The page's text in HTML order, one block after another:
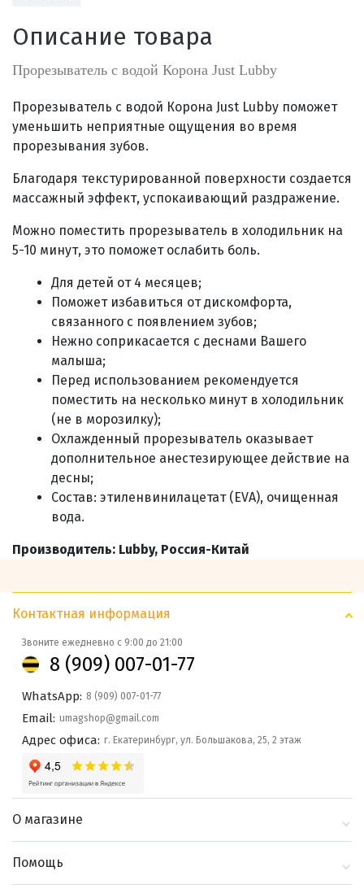
службами Пэк, Кит, Луч, Сдэк, Озон
доставка, Почта РФ или любой другой
транспортной компанией на Ваш выбор
городов)
Онлайн через СБП
Описание товара
Прорезыватель с водой Корона Just Lubby
Прорезыватель с водой Корона Just Lubby поможет
уменьшить неприятные ощущения во время
прорезывания зубов.
Благодаря текстурированной поверхности создается
массажный эффект, успокаивающий раздражение.
Можно поместить прорезыватель в холодильник на
5-10 минут, это поможет ослабить боль.
Для детей от 4 месяцев;
Поможет избавиться от дискомфорта,
связанного с появлением зубов;
Нежно соприкасается с деснами Вашего
малыша;
Перед использованием рекомендуется
поместить на несколько минут в холодильник
(не в морозилку);
Охлажденный прорезыватель оказывает
дополнительное анестезирующее действие на
десны;
Состав: этиленвинилацетат (EVA), очищенная
вода.
Производитель: Lubby, Россия-Китай
Контактная информация
Звоните ежедневно с 9:00 до 21:00
8 (909) 007-01-77
WhatsApp: 8 (909) 007-01-77
Email: umagshop@gmail.com
Адрес офиса: г. Екатеринбург, ул. Большакова, 25, 2 этаж
О магазине
Помощь